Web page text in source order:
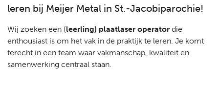
leren bij Meijer Metal in St.-Jacobiparochie!
Wij zoeken een (leerling) plaatlaser operator die
enthousiast is om het vak in de praktijk te leren. Je komt
terecht in een team waar vakmanschap, kwaliteit en
samenwerking centraal staan.